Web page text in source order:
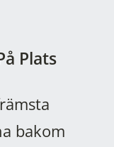
Plats
bakom